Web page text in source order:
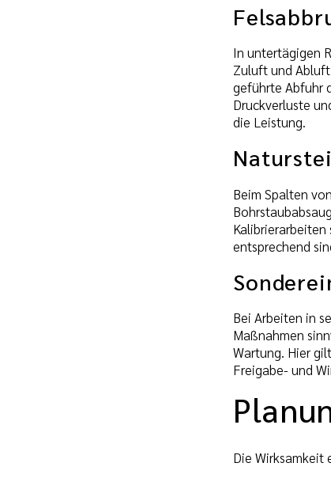
In untertägigen
Zuluft und
geführte Abfuhr
Druckverluste
die Leistung.
Beim Spalten
entsprechend
Bei Arbeiten in
Maßnahmen
Wartung. Hier
Freigabe- und
Die Wirksamkeit